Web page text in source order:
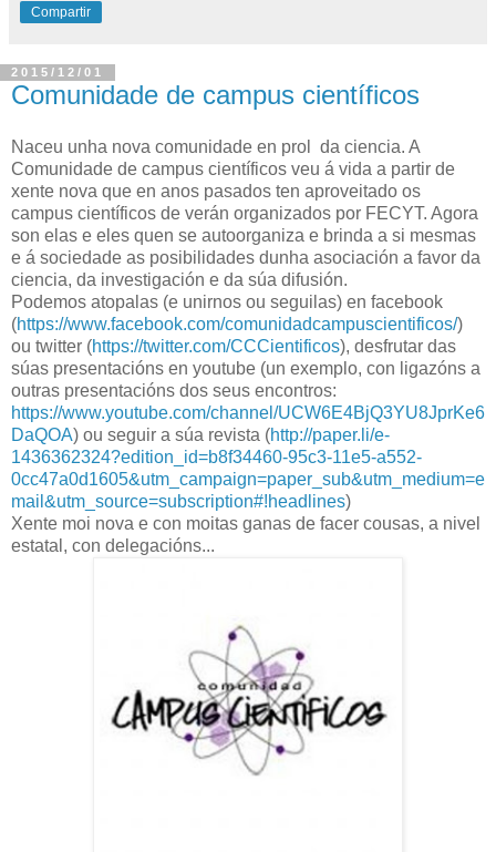
Compartir
2015/12/01
Comunidade de campus científicos
Naceu unha nova comunidade en prol da ciencia. A
Comunidade de campus científicos veu á vida a partir de
xente nova que en anos pasados ten aproveitado os
campus científicos de verán organizados por FECYT. Agora
son elas e eles quen se autoorganiza e brinda a si mesmas
e á sociedade as posibilidades dunha asociación a favor da
ciencia, da investigación e da súa difusión.
Podemos atopalas (e unirnos ou seguilas) en facebook
(https://www.facebook.com/comunidadcampuscientificos/)
ou twitter (https://twitter.com/CCCientificos), desfrutar das
súas presentacións en youtube (un exemplo, con ligazóns a
outras presentacións dos seus encontros:
https://www.youtube.com/channel/UCW6E4BjQ3YU8JprKe6
DaQOA) ou seguir a súa revista (http://paper.li/e-
1436362324?edition_id=b8f34460-95c3-11e5-a552-
0cc47a0d1605&utm_campaign=paper_sub&utm_medium=e
mail&utm_source=subscription#!headlines)
Xente moi nova e con moitas ganas de facer cousas, a nivel
estatal, con delegacións...